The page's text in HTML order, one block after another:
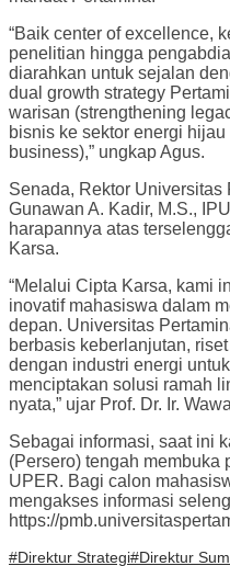
“Baik center of excellence,
penelitian hingga
diarahkan untuk sejalan
dual growth strategy
warisan (strengthening
bisnis ke sektor energi
business),” ungkap Agus.
Senada, Rektor Universitas
Gunawan A. Kadir, M.S.,
harapannya atas
Karsa.
“Melalui Cipta Karsa, kami
inovatif mahasiswa dalam
depan. Universitas
berbasis keberlanjutan,
dengan industri energi
menciptakan solusi ramah
nyata,” ujar Prof. Dr. Ir.
Sebagai informasi, saat ini
(Persero) tengah membuka
UPER. Bagi calon
mengakses informasi
https://
#Direktur Strategi#Direktur